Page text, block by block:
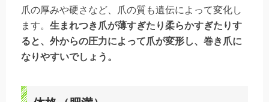
爪の厚みや硬さなど、爪の質も遺伝によって変化し
ます。 生まれつき爪が薄すぎたり柔らかすぎたりす
ると、外からの圧力によって爪が変形し、巻き爪に
なりやすいでしょう。